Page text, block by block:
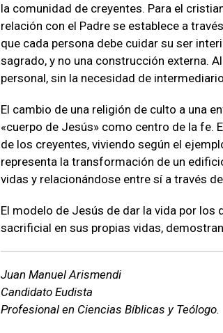
la comunidad de creyentes. Para el
relación con el Padre se establece a
que cada persona debe cuidar su ser
sagrado, y no una construcción externa.
personal, sin la necesidad de
El cambio de una religión de culto a una
«cuerpo de Jesús» como centro de la fe.
de los creyentes, viviendo según el
representa la transformación de un
vidas y relacionándose entre sí a través
El modelo de Jesús de dar la vida por
sacrificial en sus propias vidas,
Juan Manuel Arismendi
Candidato Eudista
Profesional en Ciencias Bíblicas y Teólogo.